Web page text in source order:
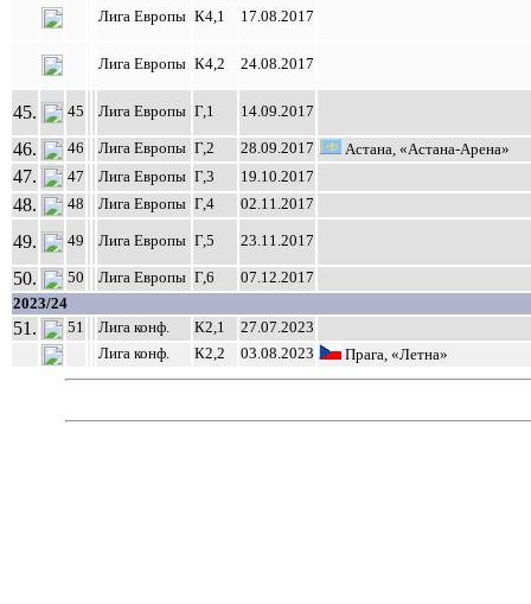
Лига Европы К4,1 17.08.2017
Лига Европы К4,2 24.08.2017
45. 45 Лига Европы Г,1 14.09.2017
46. 46 Лига Европы Г,2 28.09.2017 Астана, «Астана-Арена»
47. 47 Лига Европы Г,3 19.10.2017
48. 48 Лига Европы Г,4 02.11.2017
49. 49 Лига Европы Г,5 23.11.2017
50. 50 Лига Европы Г,6 07.12.2017
2023/24
51. 51 Лига конф. К2,1
27.07.2023
Лига конф.
К2,2 03.08.2023 Прага, «Летна»